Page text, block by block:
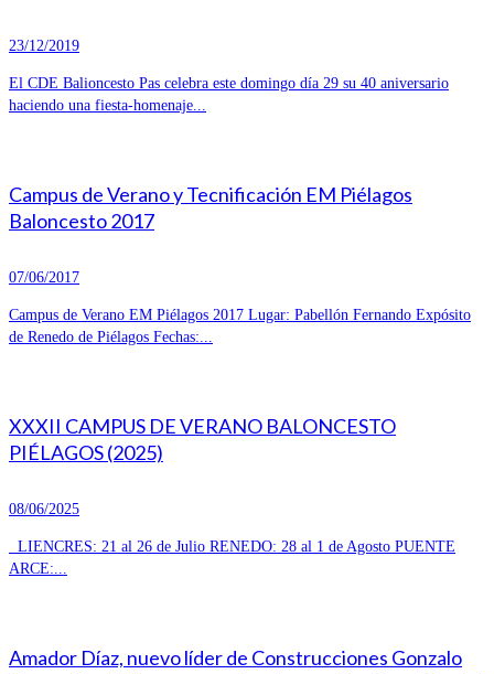
23/12/2019
El CDE Balioncesto Pas celebra este domingo día 29 su 40 aniversario
haciendo una fiesta-homenaje...
Campus de Verano y Tecnificación EM Piélagos
Baloncesto 2017
07/06/2017
Campus de Verano EM Piélagos 2017 Lugar: Pabellón Fernando Expósito
de Renedo de Piélagos Fechas:...
XXXII CAMPUS DE VERANO BALONCESTO
PIÉLAGOS (2025)
08/06/2025
LIENCRES: 21 al 26 de Julio RENEDO: 28 al 1 de Agosto PUENTE
ARCE:...
Amador Díaz, nuevo líder de Construcciones Gonzalo